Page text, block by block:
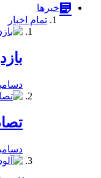
خبرها
تمام اخبار
دسامبر 24,
دسامبر 24,